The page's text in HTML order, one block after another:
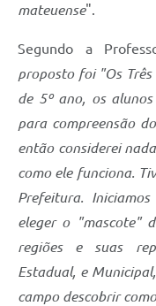
Legislação
Links
Agenda
Notícias
mateuense".
Segundo a
proposto foi "Os
de 5º ano, os
para compreensão
então considerei
como ele funciona.
Prefeitura.
eleger o "mascote"
regiões e suas
Estadual, e
campo descobrir